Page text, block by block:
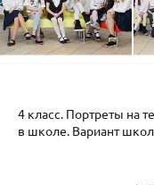
4 класс. Портреты на
в школе. Вариант